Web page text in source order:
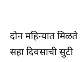
दोन महिन्यात मिळते
सहा दिवसाची सुटी